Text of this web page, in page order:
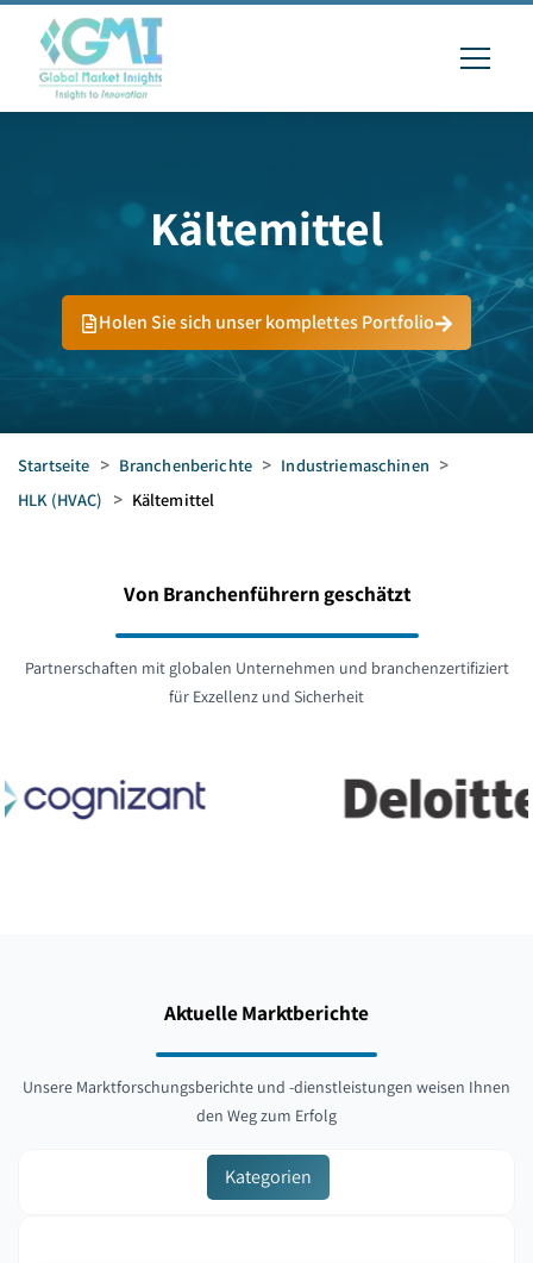
Kältemittel
Holen Sie sich unser komplettes Portfolio
Startseite > Branchenberichte > Industriemaschinen >
HLK (HVAC) > Kältemittel
Von Branchenführern geschätzt
Partnerschaften mit globalen Unternehmen und branchenzertifiziert
für Exzellenz und Sicherheit
Aktuelle Marktberichte
Unsere Marktforschungsberichte und -dienstleistungen weisen Ihnen
den Weg zum Erfolg
Kategorien